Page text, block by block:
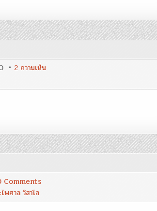
2 ความเห็นบน
ขยะ…
Comments
เล่น
พศาล วิสาโล